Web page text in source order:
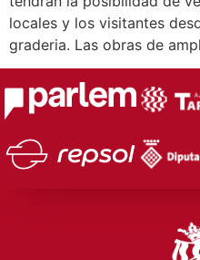
locales y los visitantes
graderia. Las obras de